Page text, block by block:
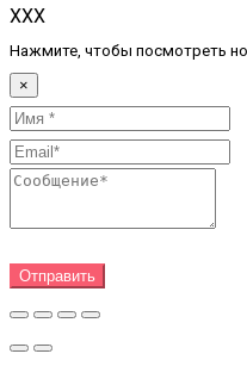
XXX
Нажмите, чтобы посмотреть
×
Отправить